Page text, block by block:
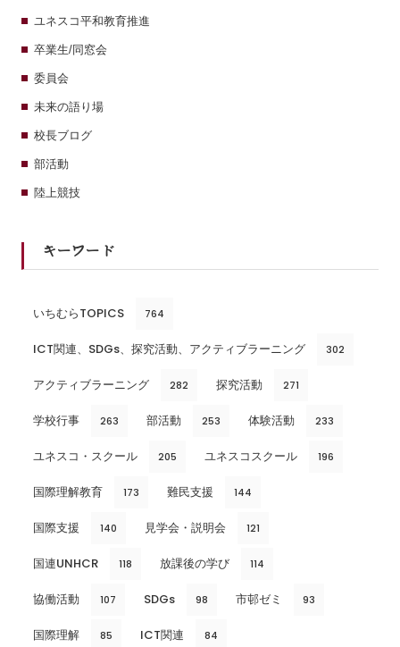
ユネスコ平和教育推進
卒業生/同窓会
委員会
未来の語り場
校長ブログ
部活動
陸上競技
キーワード
いちむらTOPICS 764
ICT関連、SDGs、探究活動、アクティブラーニング 302
アクティブラーニング 282 探究活動 271
学校行事 263 部活動 253 体験活動 233
ユネスコ・スクール 205 ユネスコスクール 196
国際理解教育 173 難民支援 144
国際支援 140 見学会・説明会 121
国連UNHCR 118 放課後の学び 114
協働活動 107 SDGs 98 市邨ゼミ 93
国際理解 85 ICT関連 84